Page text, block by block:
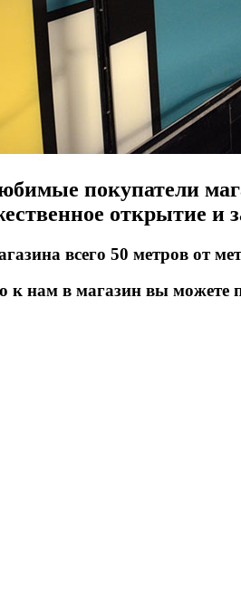
покупатели
открытие и
всего 50 метров от
к нам в магазин вы можете